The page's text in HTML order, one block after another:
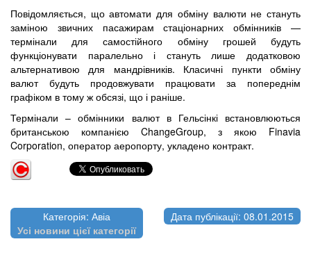
Повідомляється, що автомати для обміну валюти не стануть
заміною звичних пасажирам стаціонарних обмінників —
термінали для самостійного обміну грошей будуть
функціонувати паралельно і стануть лише додатковою
альтернативою для мандрівників. Класичні пункти обміну
валют будуть продовжувати працювати за попереднім
графіком в тому ж обсязі, що і раніше.
Термінали – обмінники валют в Гельсінкі встановлюються
британською компанією ChangeGroup, з якою Finavia
Corporation, оператор аеропорту, укладено контракт.
Категорія: Авіа
Усі новини цієї категорії
Дата публікації: 08.01.2015